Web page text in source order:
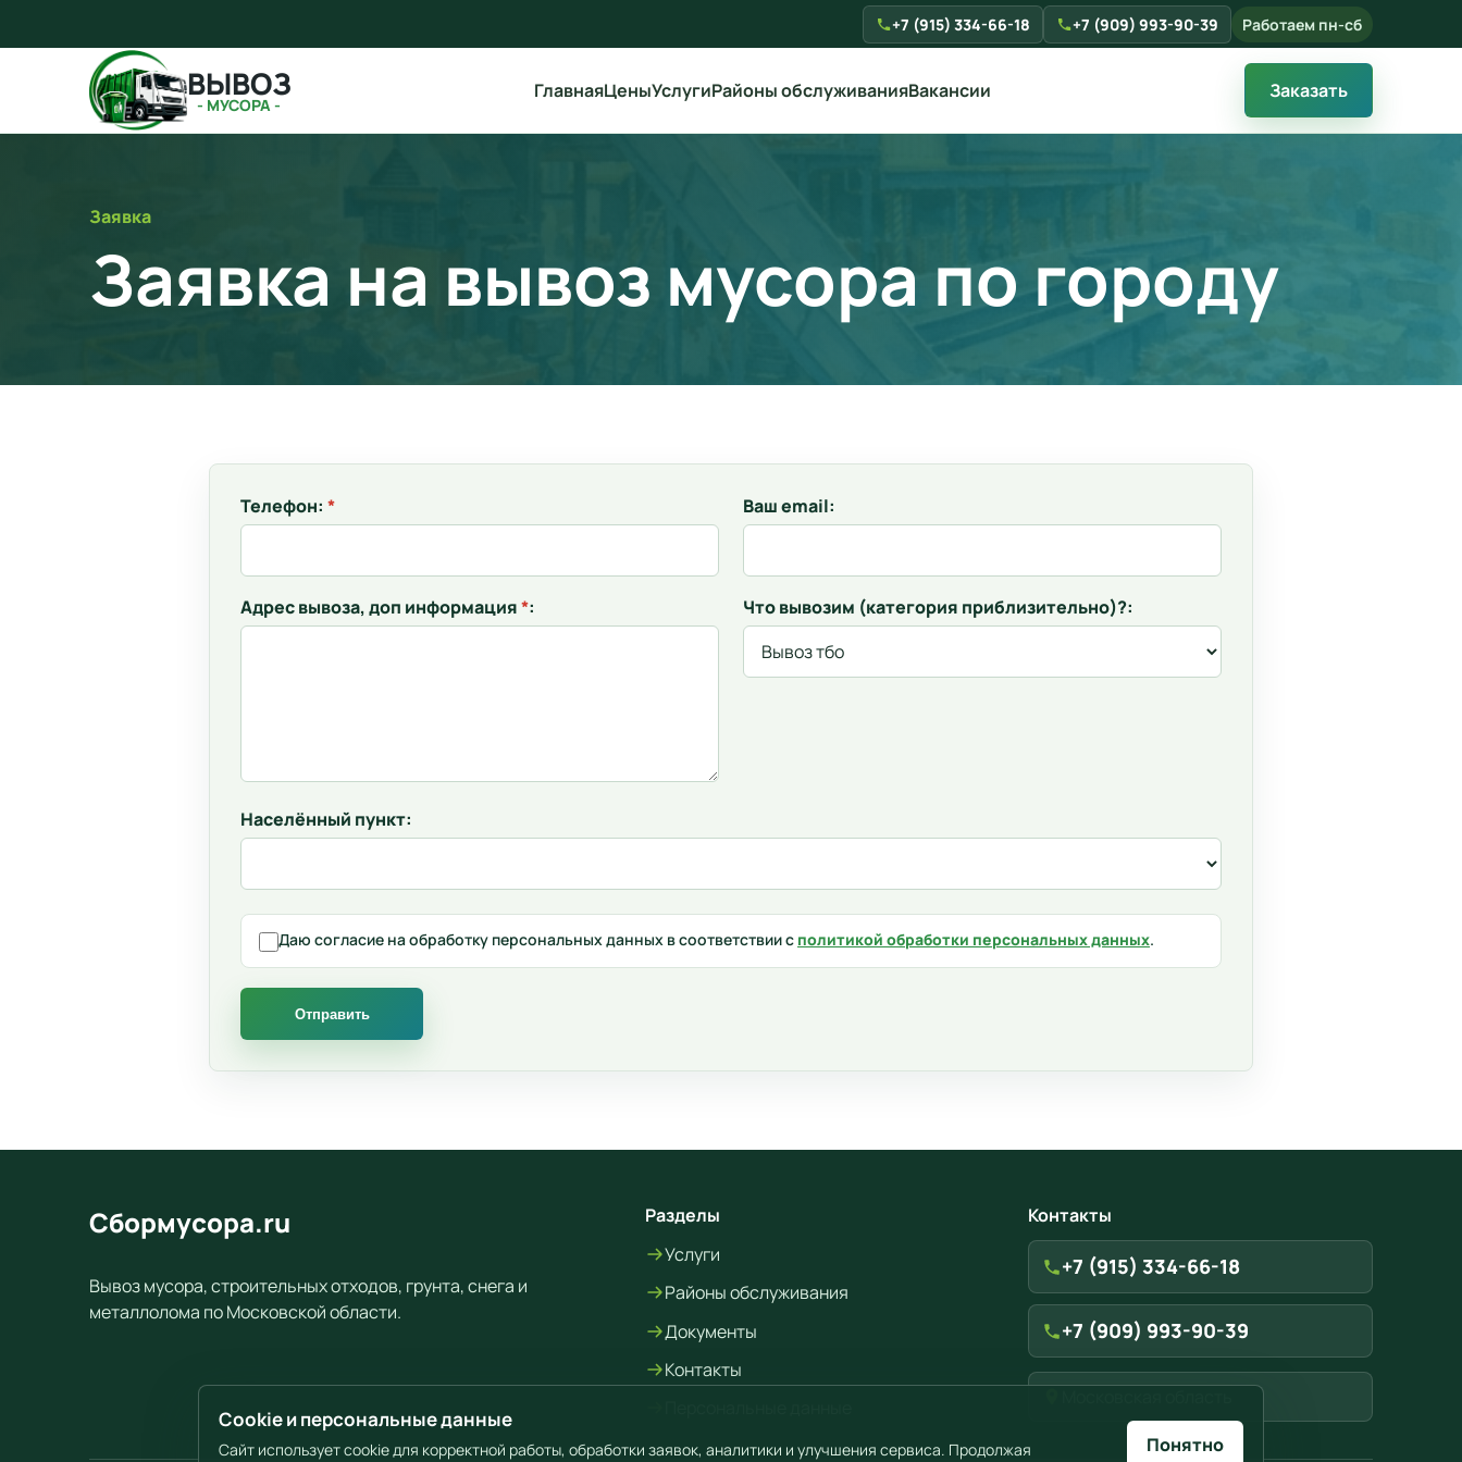
+7 (915) 334-66-18 +7 (909) 993-90-39 Работаем пн-сб
ВЫВОЗ
- МУСОРА -
ГлавнаяЦеныУслугиРайоны обслуживанияВакансии Заказать
Заявка
Заявка на вывоз мусора по городу
Телефон: * Ваш email:
Адрес вывоза, доп информация*: Что вывозим (категория приблизительно)?:
Населённый пункт:
Даю согласие на обработку персональных данных в соответствии с политикой обработки персональных данных.
Сбормусора.ru
Вывоз мусора, строительных отходов, грунта, снега и
металлолома по Московской области.
Разделы
Услуги
Районы обслуживания
Документы
Контакты
Контакты
+7 (915) 334-66-18
+7 (909) 993-90-39
Cookie и персональные данные
Сайт использует cookie для корректной работы, обработки заявок, аналитики и улучшения сервиса. Продолжая Понятно